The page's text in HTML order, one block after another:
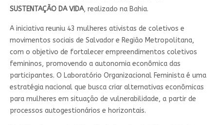
SUSTENTAÇÃO DA VIDA, realizado na Bahia.
A iniciativa reuniu 43 mulheres ativistas de coletivos e
movimentos sociais de Salvador e Região Metropolitana,
com o objetivo de fortalecer empreendimentos coletivos
femininos, promovendo a autonomia econômica das
participantes. O Laboratório Organizacional Feminista é uma
estratégia nacional que busca criar alternativas econômicas
para mulheres em situação de vulnerabilidade, a partir de
processos autogestionários e horizontais.